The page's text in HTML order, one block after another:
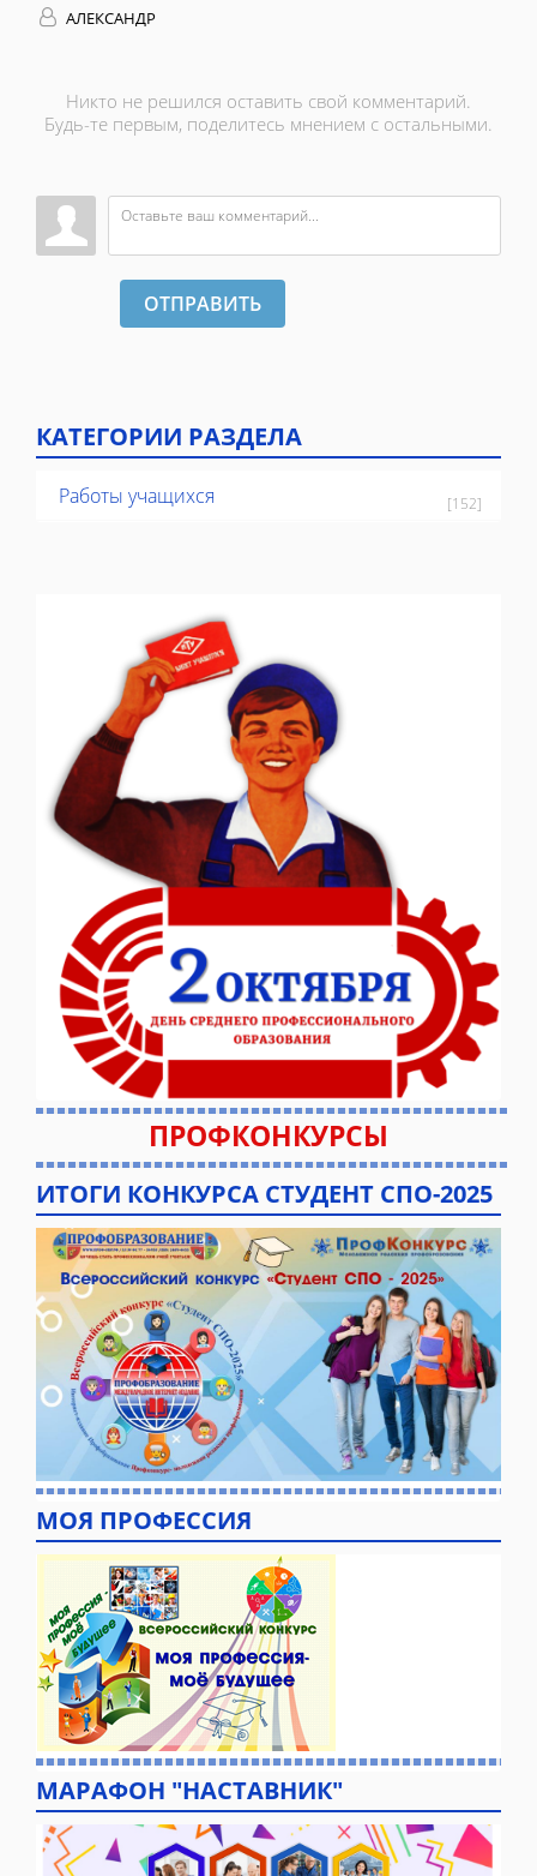
АЛЕКСАНДР
Никто не решился оставить свой комментарий.
Будь-те первым, поделитесь мнением с остальными.
ОТПРАВИТЬ
КАТЕГОРИИ РАЗДЕЛА
Работы учащихся [152]
ПРОФКОНКУРСЫ
ИТОГИ КОНКУРСА СТУДЕНТ СПО-2025
МОЯ ПРОФЕССИЯ
МАРАФОН "НАСТАВНИК"